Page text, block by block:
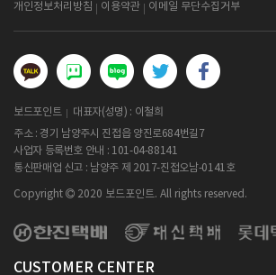
개인정보처리방침 이용약관 이메일 무단수집거부
보드포인트
대표자(성명) : 이철희
주소 : 경기 남양주시 진접읍 양진로684번길7
사업자 등록번호 안내 : 101-04-88141
통신판매업 신고 : 남양주 제 2017-진접오남-0141호
Copyright 2020 보드포인트. All rights reserved.
CUSTOMER CENTER